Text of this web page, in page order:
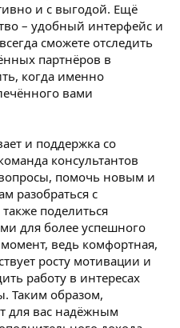
и с выгодой. Ещё
– удобный интерфейс и
сможете отследить
партнёров в
когда именно
вами
и поддержка со
консультантов
помочь новым и
разобраться с
поделиться
для более успешного
ведь комфортная,
росту мотивации и
работу в интересах
Таким образом,
для вас надёжным